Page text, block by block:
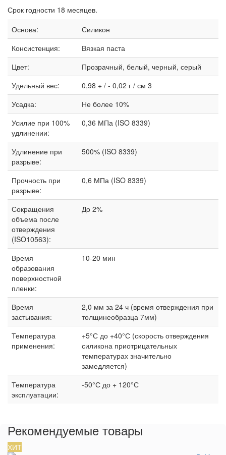
Срок годности 18 месяцев.
Основа:
Силикон
Консистенция:
Вязкая паста
Цвет:
Прозрачный, белый, черный, серый
Удельный вес:
0,98 + / - 0,02 г / см 3
Усадка:
Не более 10%
Усилие при 100%
удлинении:
0,36 МПа (ISO 8339)
Удлинение при
разрыве:
500% (ISO 8339)
Прочность при
разрыве:
0,6 МПа (ISO 8339)
Сокращения
объема после
отверждения
(ISO10563):
До 2%
Время
образования
поверхностной
пленки:
10-20 мин
Время
застывания:
2,0 мм за 24 ч (время отверждения при
толщинеобразца 7мм)
Температура
применения:
+5°С до +40°С (скорость отверждения
силикона приотрицательных
температурах значительно
замедляется)
Температура
эксплуатации:
-50°С до + 120°С
Рекомендуемые товары
ХИТ